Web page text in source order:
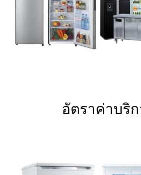
อัตราค่าบริ